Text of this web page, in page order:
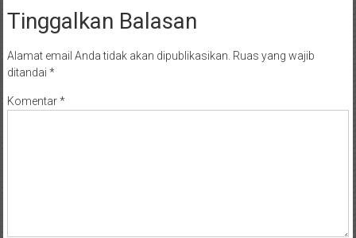
Tinggalkan Balasan
Alamat email Anda tidak akan dipublikasikan. Ruas yang wajib
ditandai *
Komentar*